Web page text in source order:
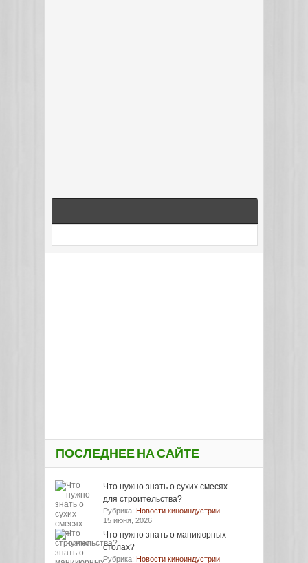
ПОСЛЕДНЕЕ НА САЙТЕ
Что нужно знать о сухих смесях
для строительства?
Рубрика: Новости киноиндустрии
15 июня, 2026
Что нужно знать о маникюрных
столах?
Рубрика: Новости киноиндустрии